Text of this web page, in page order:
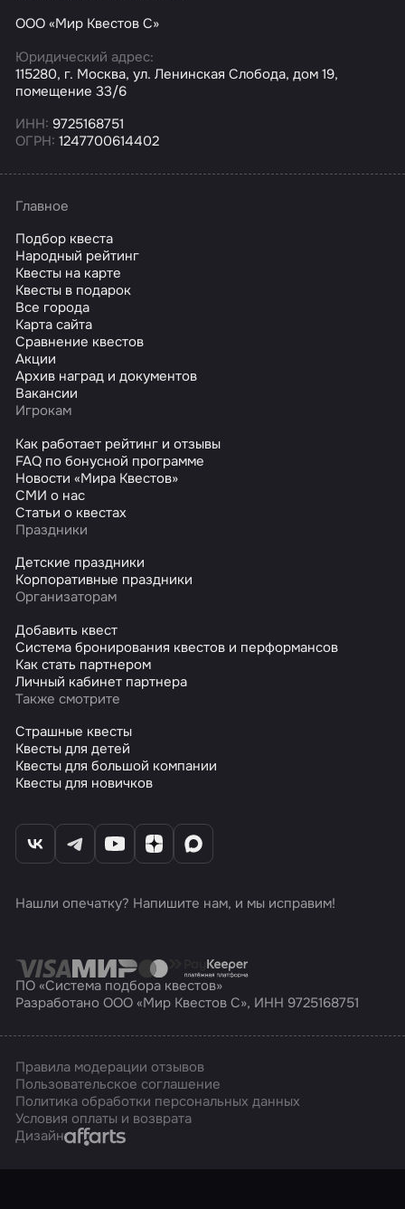
ООО «Мир Квестов С»
Юридический адрес:
115280, г. Москва, ул. Ленинская Слобода, дом 19,
помещение 33/6
ИНН: 9725168751
ОГРН: 1247700614402
Главное
Подбор квеста
Народный рейтинг
Квесты на карте
Квесты в подарок
Все города
Карта сайта
Сравнение квестов
Акции
Архив наград и документов
Вакансии
Игрокам
Как работает рейтинг и отзывы
FAQ по бонусной программе
Новости «Мира Квестов»
СМИ о нас
Статьи о квестах
Праздники
Детские праздники
Корпоративные праздники
Организаторам
Добавить квест
Система бронирования квестов и перформансов
Как стать партнером
Личный кабинет партнера
Также смотрите
Страшные квесты
Квесты для детей
Квесты для большой компании
Квесты для новичков
Нашли опечатку? Напишите нам, и мы исправим!
ПО «Система подбора квестов»
Разработано ООО «Мир Квестов С», ИНН 9725168751
Правила модерации отзывов
Пользовательское соглашение
Политика обработки персональных данных
Условия оплаты и возврата
ДизайнAffarts